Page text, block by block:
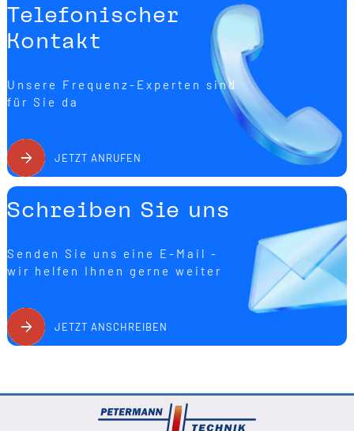
Telefonischer
Kontakt
Unsere Frequenz-Experten sind
für Sie da
JETZT ANRUFEN
Schreiben Sie uns
Senden Sie uns eine E-Mail -
wir helfen Ihnen gerne weiter
JETZT ANSCHREIBEN